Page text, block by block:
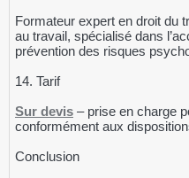
Formateur expert en droit du
au travail, spécialisé dans
prévention des risques
14. Tarif
Sur devis – prise en charge
conformément aux
Conclusion